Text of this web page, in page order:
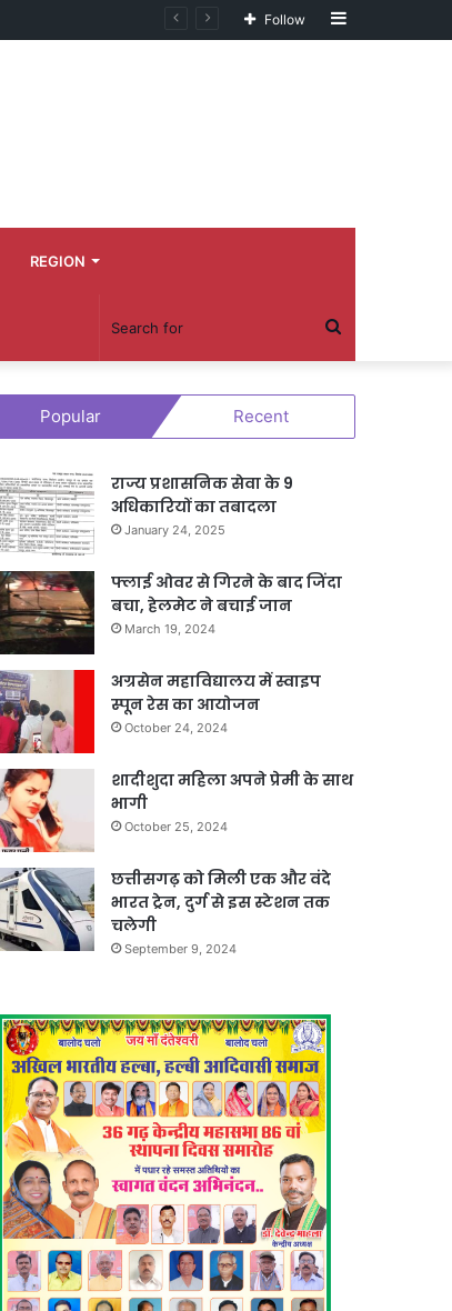
Sidebar
Follow
REGION
Search
for
Popular Recent
राज्य प्रशासनिक सेवा के 9
अधिकारियों का तबादला
January 24, 2025
फ्लाई ओवर से गिरने के बाद जिंदा
बचा, हेलमेट ने बचाई जान
March 19, 2024
अग्रसेन महाविद्यालय में स्वाइप
स्पून रेस का आयोजन
October 24, 2024
शादीशुदा महिला अपने प्रेमी के साथ
भागी
October 25, 2024
छत्तीसगढ़ को मिली एक और वंदे
भारत ट्रेन, दुर्ग से इस स्टेशन तक
चलेगी
September 9, 2024